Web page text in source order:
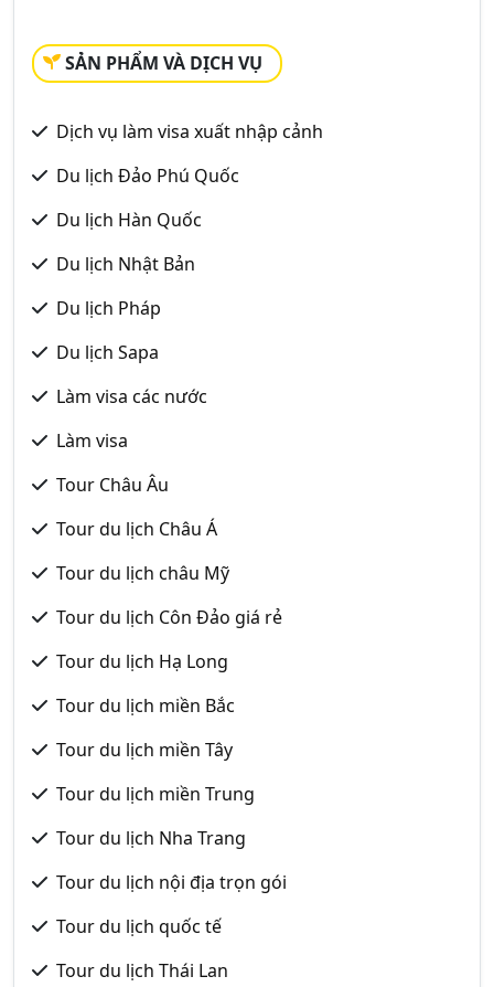
SẢN PHẨM VÀ DỊCH VỤ
Dịch vụ làm visa xuất nhập cảnh
Du lịch Đảo Phú Quốc
Du lịch Hàn Quốc
Du lịch Nhật Bản
Du lịch Pháp
Du lịch Sapa
Làm visa các nước
Làm visa
Tour Châu Âu
Tour du lịch Châu Á
Tour du lịch châu Mỹ
Tour du lịch Côn Đảo giá rẻ
Tour du lịch Hạ Long
Tour du lịch miền Bắc
Tour du lịch miền Tây
Tour du lịch miền Trung
Tour du lịch Nha Trang
Tour du lịch nội địa trọn gói
Tour du lịch quốc tế
Tour du lịch Thái Lan